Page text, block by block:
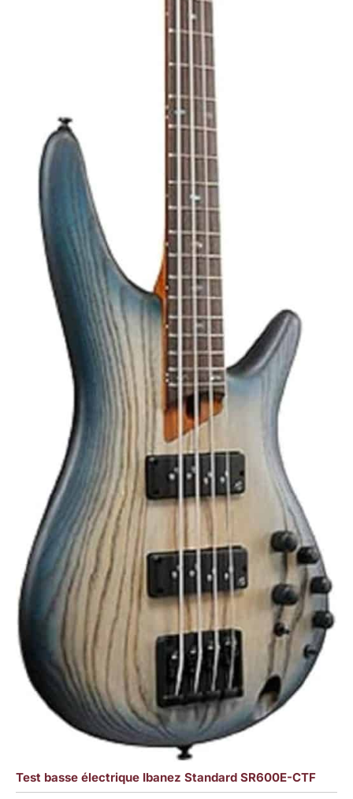
Test basse électrique Ibanez Standard SR600E-CTF